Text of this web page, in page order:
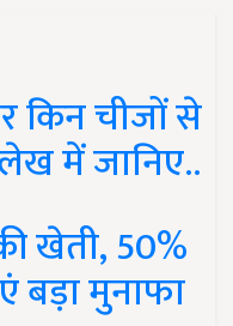
किन चीजों से
में जानिए..
खेती, 50%
बड़ा मुनाफा